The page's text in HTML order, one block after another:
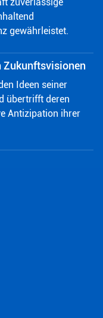
zuverlässige
gewährleistet.
Zukunfts­visionen
Ideen seiner
übertrifft deren
Antizipation ihrer